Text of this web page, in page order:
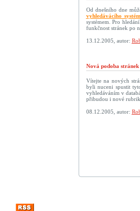
Od dnešního dne
vyhledávácího
systémem. Pro
funkčnost stránek po
13.12.2005, autor:
Nová podoba
Vítejte na nových
byli nuceni spustit
vyhledáváním v
přibudou i nové
08.12.2005, autor: